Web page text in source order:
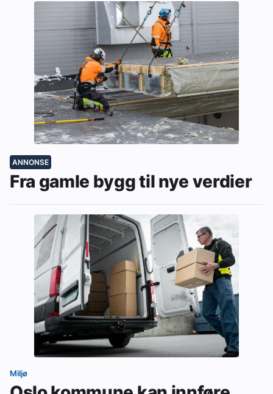
ANNONSE
Fra gamle bygg til nye verdier
Miljø